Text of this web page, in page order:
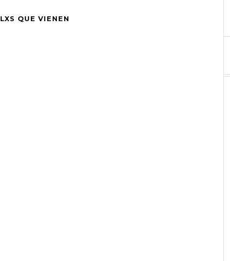
LXS QUE VIENEN